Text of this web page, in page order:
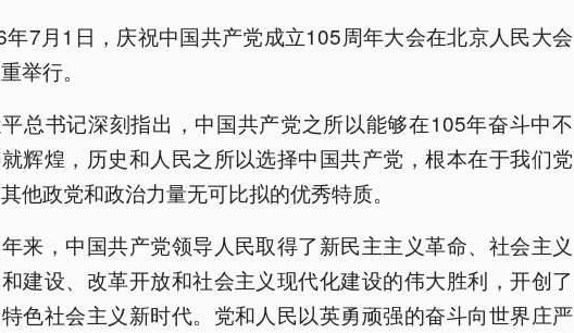
年7月1日，庆祝中国共产党成立105周年大会在北京人民大会
举行。
总书记深刻指出，中国共产党之所以能够在105年奋斗中不
辉煌，历史和人民之所以选择中国共产党，根本在于我们党
他政党和政治力量无可比拟的优秀特质。
来，中国共产党领导人民取得了新民主主义革命、社会主义
建设、改革开放和社会主义现代化建设的伟大胜利，开创了
色社会主义新时代。党和人民以英勇顽强的奋斗向世界庄严